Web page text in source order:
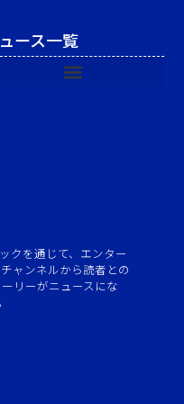
クを通じて、エンター
ャンネルから読者との
リーがニュースにな
ース一覧